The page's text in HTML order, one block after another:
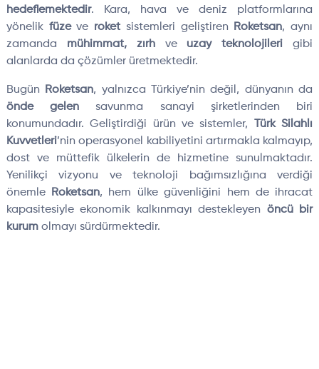
hedeflemektedir. Kara, hava ve deniz platformlarına
yönelik füzeve roket sistemleri geliştiren Roketsan, aynı
zamanda mühimmat, zırhve uzay teknolojileri gibi
alanlarda da çözümler üretmektedir.
Bugün Roketsan, yalnızca Türkiye’nin değil, dünyanın da
önde gelen savunma sanayi şirketlerinden biri
konumundadır. Geliştirdiği ürün ve sistemler,
Türk Silahlı
Kuvvetleri’nin operasyonel kabiliyetini artırmakla kalmayıp,
dost ve müttefik ülkelerin de hizmetine sunulmaktadır.
Yenilikçi vizyonu ve teknoloji bağımsızlığına verdiği
önemle Roketsan, hem ülke güvenliğini hem de ihracat
kapasitesiyle ekonomik kalkınmayı destekleyen öncü bir
kurumolmayı sürdürmektedir.